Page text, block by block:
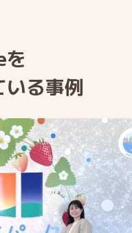
る事例